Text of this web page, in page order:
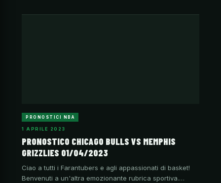
PRONOSTICI NBA
1 APRILE 2023
PRONOSTICO CHICAGO BULLS VS MEMPHIS
GRIZZLIES 01/04/2023
Ciao a tutti i Farantubers e agli appassionati di basket!
Benvenuti a un'altra emozionante rubrica sportiva.…